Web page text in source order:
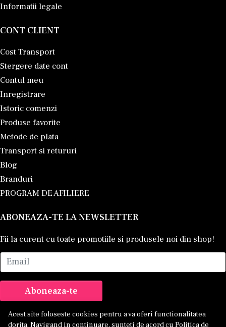
Acest site foloseste cookies pentru a va oferi functionalitatea
dorita. Navigand in continuare, sunteti de acord cu Politica de
Informatii legale
CONT CLIENT
Cost Transport
Stergere date cont
Contul meu
Inregistrare
Istoric comenzi
Produse favorite
Metode de plata
Transport si retururi
Blog
Branduri
PROGRAM DE AFILIERE
ABONEAZA-TE LA NEWSLETTER
Fii la curent cu toate promotiile si produsele noi din shop!
Email
Aboneaza-te